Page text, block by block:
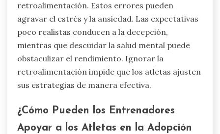
retroalimentación. Estos errores pueden
agravar el estrés y la ansiedad. Las expectativas
poco realistas conducen a la decepción,
mientras que descuidar la salud mental puede
obstaculizar el rendimiento. Ignorar la
retroalimentación impide que los atletas ajusten
sus estrategias de manera efectiva.
¿Cómo Pueden los Entrenadores
Apoyar a los Atletas en la Adopción